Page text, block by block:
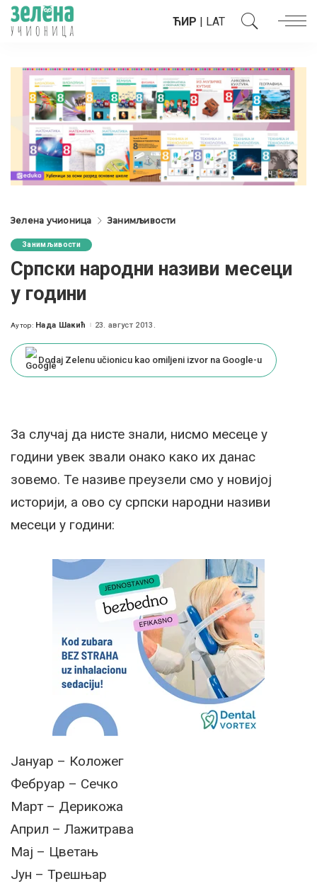
ЋИР | LAT
Зелена учионица Занимљивости
Занимљивости
Српски народни називи месеци
у години
Posted
Аутор: Нада Шакић 23. август 2013.
Dodaj Zelenu učionicu kao omiljeni izvor na Google-u
За случај да нисте знали, нисмо месеце у
години увек звали онако како их данас
зовемо. Те називе преузели смо у новијој
историји, а ово су српски народни називи
месеци у години:
Јануар – Коложег
Фебруар – Сечко
Март – Дерикожа
Април – Лажитрава
Мај – Цветањ
Јун – Трешњар